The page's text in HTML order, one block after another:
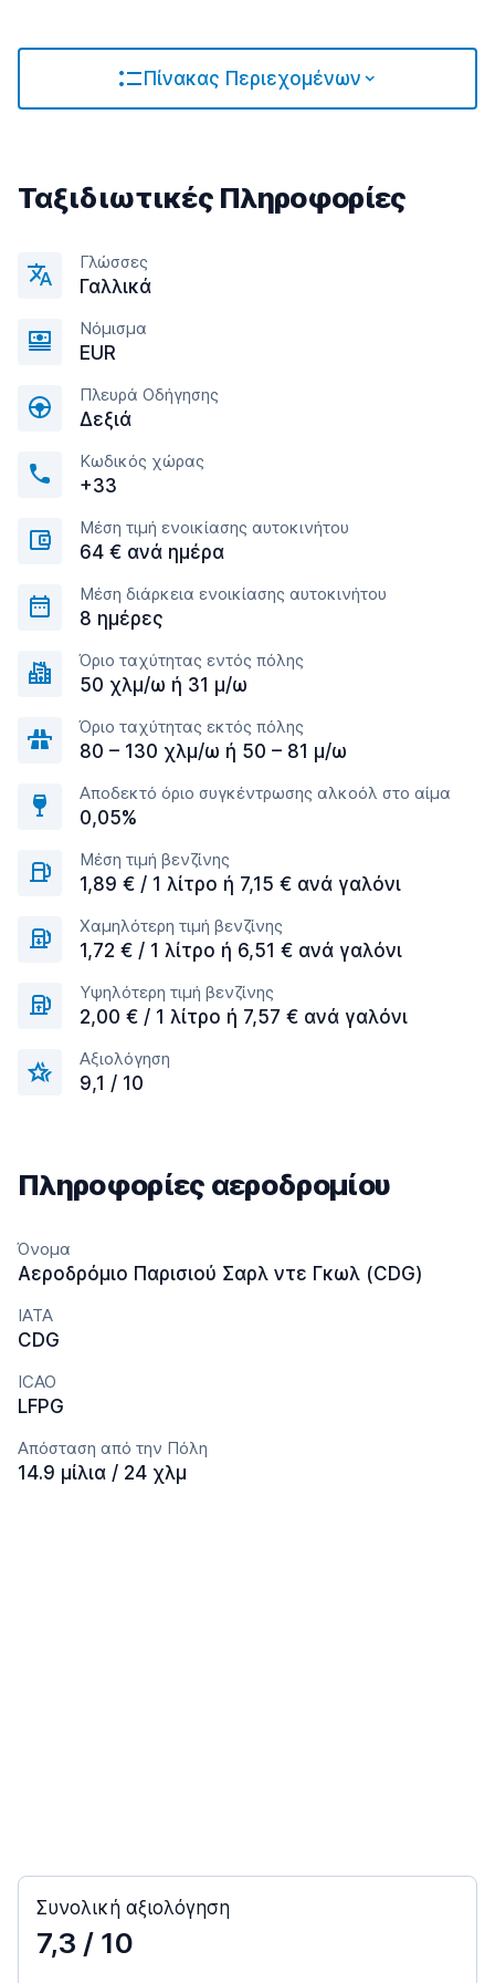
Πίνακας Περιεχομένων
Ταξιδιωτικές Πληροφορίες
Γλώσσες
Γαλλικά
Νόμισμα
EUR
Πλευρά Οδήγησης
Δεξιά
Κωδικός χώρας
+33
Μέση τιμή ενοικίασης αυτοκινήτου
64 € ανά ημέρα
Μέση διάρκεια ενοικίασης αυτοκινήτου
8 ημέρες
Όριο ταχύτητας εντός πόλης
50 χλμ/ω ή 31 μ/ω
Όριο ταχύτητας εκτός πόλης
80 – 130 χλμ/ω ή 50 – 81 μ/ω
Αποδεκτό όριο συγκέντρωσης αλκοόλ στο αίμα
0,05%
Μέση τιμή βενζίνης
1,89 € / 1 λίτρο ή 7,15 € ανά γαλόνι
Χαμηλότερη τιμή βενζίνης
1,72 € / 1 λίτρο ή 6,51 € ανά γαλόνι
Υψηλότερη τιμή βενζίνης
2,00 € / 1 λίτρο ή 7,57 € ανά γαλόνι
Αξιολόγηση
9,1 / 10
Πληροφορίες αεροδρομίου
Όνομα
Αεροδρόμιο Παρισιού Σαρλ ντε Γκωλ (CDG)
IATA
CDG
ICAO
LFPG
Απόσταση από την Πόλη
14.9 μίλια / 24 χλμ
Συνολική αξιολόγηση
7,3 / 10